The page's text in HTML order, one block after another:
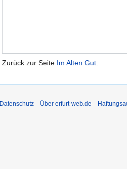
Zurück zur Seite Im Alten Gut
Datenschutz Über erfurt-web.de